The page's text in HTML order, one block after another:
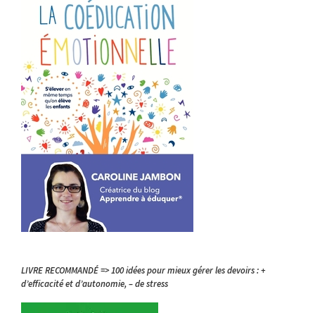
LIVRE RECOMMANDÉ => 100 idées pour mieux gérer les devoirs : +
d’efficacité et d’autonomie, – de stress